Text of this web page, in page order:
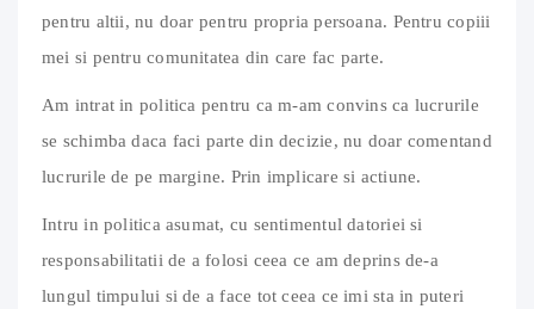
pentru altii, nu doar pentru propria persoana. Pentru copiii
mei si pentru comunitatea din care fac parte.
Am intrat in politica pentru ca m-am convins ca lucrurile
se schimba daca faci parte din decizie, nu doar comentand
lucrurile de pe margine. Prin implicare si actiune.
Intru in politica asumat, cu sentimentul datoriei si
responsabilitatii de a folosi ceea ce am deprins de-a
lungul timpului si de a face tot ceea ce imi sta in puteri